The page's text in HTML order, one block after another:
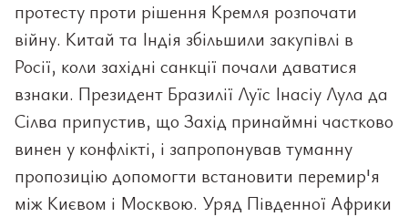
протесту проти рішення Кремля розпочати
війну. Китай та Індія збільшили закупівлі в
Росії, коли західні санкції почали даватися
взнаки. Президент Бразилії Луїс Інасіу Лула да
Сілва припустив, що Захід принаймні частково
винен у конфлікті, і запропонував туманну
пропозицію допомогти встановити перемир'я
між Києвом і Москвою. Уряд Південної Африки